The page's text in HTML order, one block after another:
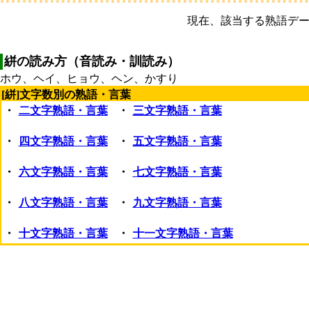
現在、該当する熟語デ
絣の読み方（音読み・訓読み）
ホウ、ヘイ、ヒョウ、ヘン、かすり
[絣]文字数別の熟語・言葉
・
二文字熟語・言葉 ・ 三文字熟語・言葉
・ 四文字熟語・言葉 ・ 五文字熟語・言葉
・ 六文字熟語・言葉 ・ 七文字熟語・言葉
・ 八文字熟語・言葉 ・ 九文字熟語・言葉
・ 十文字熟語・言葉 ・ 十一文字熟語・言葉